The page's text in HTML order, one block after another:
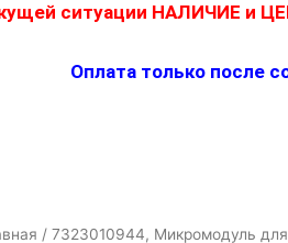
ситуации НАЛИЧИЕ и
Оплата только после
/ 7323010944, Микромодуль для